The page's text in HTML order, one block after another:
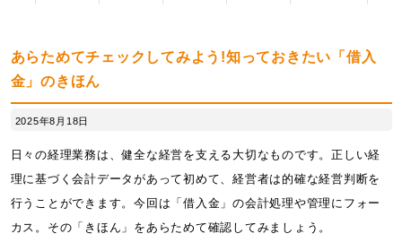
あらためてチェックしてみよう!知っておきたい「借入
金」のきほん
2025年8月18日
日々の経理業務は、健全な経営を支える大切なものです。正しい経
理に基づく会計データがあって初めて、経営者は的確な経営判断を
行うことができます。今回は「借入金」の会計処理や管理にフォー
カス。その「きほん」をあらためて確認してみましょう。